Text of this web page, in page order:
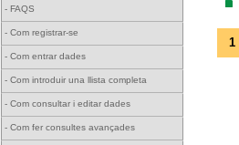
- FAQS
- Com registrar-se
- Com entrar dades
- Com introduir una llista completa
- Com consultar i editar dades
- Com fer consultes avançades
1